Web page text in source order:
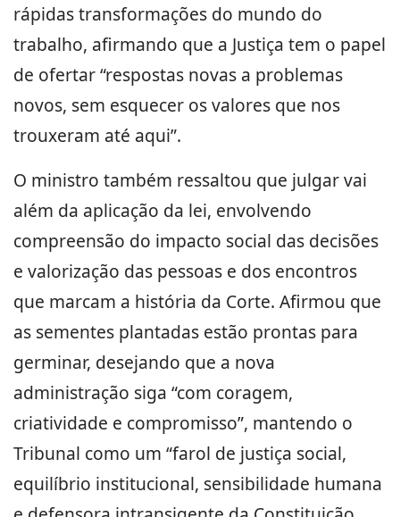
rápidas transformações do mundo do
trabalho, afirmando que a Justiça tem o papel
de ofertar “respostas novas a problemas
novos, sem esquecer os valores que nos
trouxeram até aqui”.
O ministro também ressaltou que julgar vai
além da aplicação da lei, envolvendo
compreensão do impacto social das decisões
e valorização das pessoas e dos encontros
que marcam a história da Corte. Afirmou que
as sementes plantadas estão prontas para
germinar, desejando que a nova
administração siga “com coragem,
criatividade e compromisso”, mantendo o
Tribunal como um “farol de justiça social,
equilíbrio institucional, sensibilidade humana